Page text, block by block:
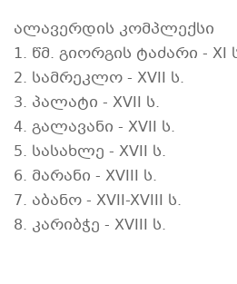
ალავერდის კომპლექსი
1. წმ. გიორგის ტაძარი - XI
2. სამრეკლო - XVII ს.
3. პალატი - XVII ს.
4. გალავანი - XVII ს.
5. სასახლე - XVII ს.
6. მარანი - XVIII ს.
7. აბანო - XVII-XVIII ს.
8. კარიბჭე - XVIII ს.